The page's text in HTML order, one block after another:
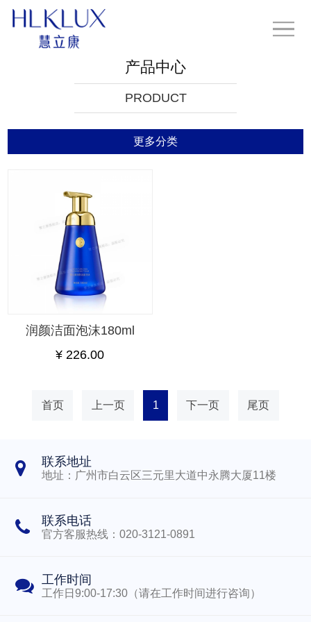
产品中心
PRODUCT
更多分类
润颜洁面泡沫180ml
¥ 226.00
首页 上一页 1 下一页 尾页
联系地址
地址：广州市白云区三元里大道中永腾大厦11楼
联系电话
官方客服热线：020-3121-0891
工作时间
工作日9:00-17:30（请在工作时间进行咨询）